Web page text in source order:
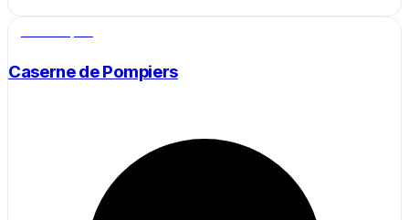
Caserne de Pompiers